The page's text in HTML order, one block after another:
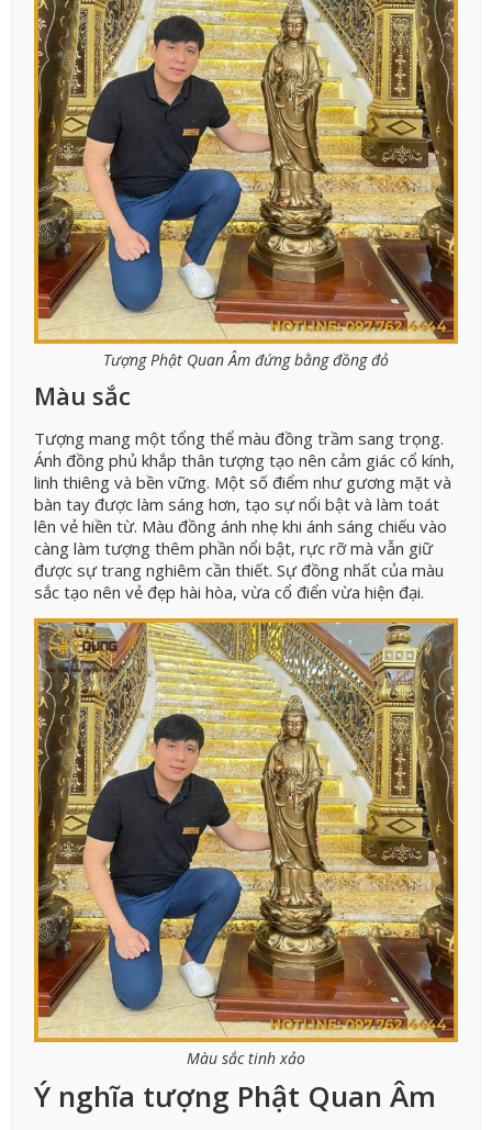
Tượng Phật Quan Âm đứng bằng đồng đỏ
Màu sắc
Tượng mang một tổng thể màu đồng trầm sang trọng.
Ánh đồng phủ khắp thân tượng tạo nên cảm giác cổ kính,
linh thiêng và bền vững. Một số điểm như gương mặt và
bàn tay được làm sáng hơn, tạo sự nổi bật và làm toát
lên vẻ hiền từ. Màu đồng ánh nhẹ khi ánh sáng chiếu vào
càng làm tượng thêm phần nổi bật, rực rỡ mà vẫn giữ
được sự trang nghiêm cần thiết. Sự đồng nhất của màu
sắc tạo nên vẻ đẹp hài hòa, vừa cổ điển vừa hiện đại.
Màu sắc tinh xảo
Ý nghĩa tượng Phật Quan Âm